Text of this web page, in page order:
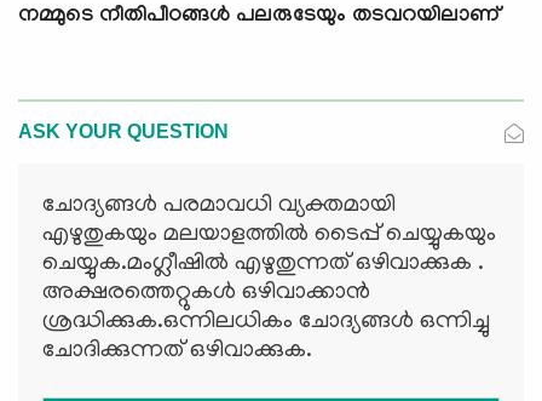
നമ്മുടെ നീതിപീഠങ്ങള്‍ പലരുടേയും തടവറയിലാണ്
ASK YOUR QUESTION
ചോദ്യങ്ങള്‍ പരമാവധി വ്യക്തമായി
എഴുതുകയും മലയാളത്തില്‍ ടൈപ്പ് ചെയ്യുകയും
ചെയ്യുക.മംഗ്ലീഷില്‍ എഴുതുന്നത് ഒഴിവാക്കുക .
അക്ഷരത്തെറ്റുകള്‍ ഒഴിവാക്കാന്‍
ശ്രദ്ധിക്കുക.ഒന്നിലധികം ചോദ്യങ്ങള്‍ ഒന്നിച്ചു
ചോദിക്കുന്നത് ഒഴിവാക്കുക.